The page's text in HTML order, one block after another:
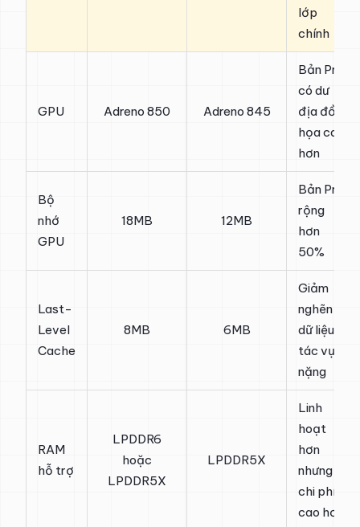
lớp
chính
GPU Adreno 850 Adreno 845
Bản Pro
có dư
địa đồ
họa cao
hơn
Bộ
nhớ
GPU
18MB 12MB
Bản Pro
rộng
hơn
50%
Last-
Level
Cache
8MB 6MB
Giảm
nghẽn
dữ liệu ở
tác vụ
nặng
RAM
hỗ trợ
LPDDR6
hoặc
LPDDR5X
LPDDR5X
Linh
hoạt
hơn
nhưng
chi phí
cao hơn